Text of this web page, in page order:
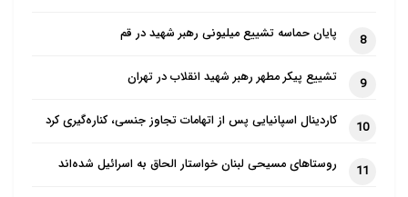
8 پایان حماسه تشییع میلیونی رهبر شهید در قم
9 تشییع پیکر مطهر رهبر شهید انقلاب در تهران
10 کاردینال اسپانیایی پس از اتهامات تجاوز جنسی، کناره‌گیری کرد
11 روستاهای مسیحی لبنان خواستار الحاق به اسرائیل شده‌اند